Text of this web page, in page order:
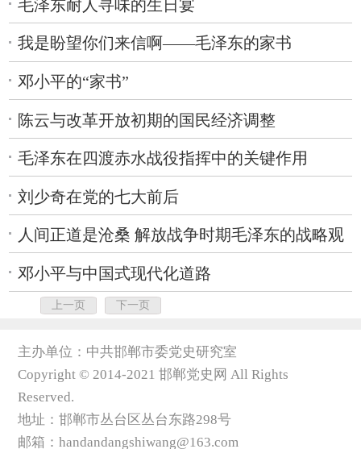
毛泽东耐人寻味的生日宴
我是盼望你们来信啊——毛泽东的家书
邓小平的“家书”
陈云与改革开放初期的国民经济调整
毛泽东在四渡赤水战役指挥中的关键作用
刘少奇在党的七大前后
人间正道是沧桑 解放战争时期毛泽东的战略观
邓小平与中国式现代化道路
上一页 下一页
主办单位：中共邯郸市委党史研究室
Copyright © 2014-2021 邯郸党史网 All Rights
Reserved.
地址：邯郸市丛台区丛台东路298号
邮箱：handandangshiwang@163.com